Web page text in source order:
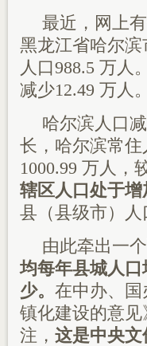
最近，网上
黑龙江省哈尔
人口988.5 万人
减少12.49 万人。
哈尔滨人口
长，哈尔滨常
1000.99 万人，
辖区人口处于
县（县级市）人
由此牵出一
均每年县城人
少。 在中办、
镇化建设的意
注， 这是中央